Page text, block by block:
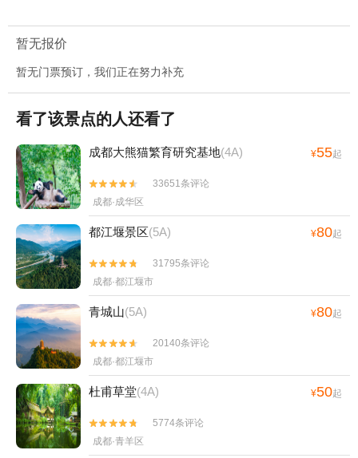
暂无报价
暂无门票预订，我们正在努力补充
看了该景点的人还看了
成都大熊猫繁育研究基地(4A) ¥55起


33651条评论
成都·成华区
都江堰景区(5A) ¥80起


31795条评论
成都·都江堰市
青城山(5A) ¥80起


20140条评论
成都·都江堰市
杜甫草堂(4A) ¥50起


5774条评论
成都·青羊区